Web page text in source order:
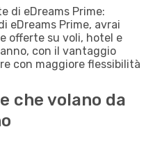
di eDreams Prime:
eDreams Prime, avrai
offerte su voli, hotel e
con il vantaggio
con maggiore flessibilità
che volano da